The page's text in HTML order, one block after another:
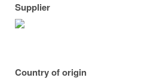
Supplier
Country of origin